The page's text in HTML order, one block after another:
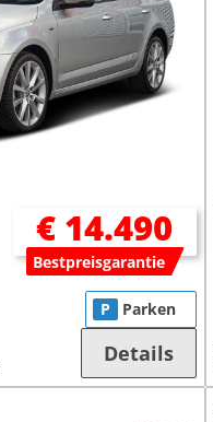
€ 14.490
Bestpreisgarantie
P Parken
Details